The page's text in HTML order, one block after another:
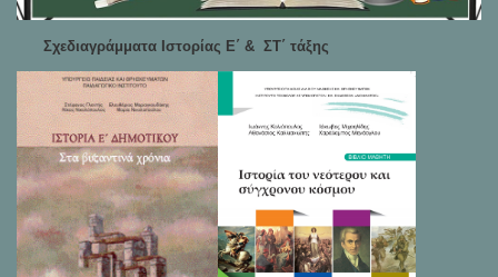
Σχεδιαγράμματα Ιστορίας Ε΄ & ΣΤ΄ τάξης